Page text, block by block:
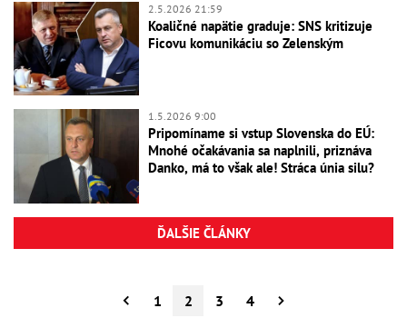
2.5.2026 21:59
Koaličné napätie graduje: SNS kritizuje
Ficovu komunikáciu so Zelenským
1.5.2026 9:00
Pripomíname si vstup Slovenska do EÚ:
Mnohé očakávania sa naplnili, priznáva
Danko, má to však ale! Stráca únia silu?
ĎALŠIE ČLÁNKY
1 2 3 4